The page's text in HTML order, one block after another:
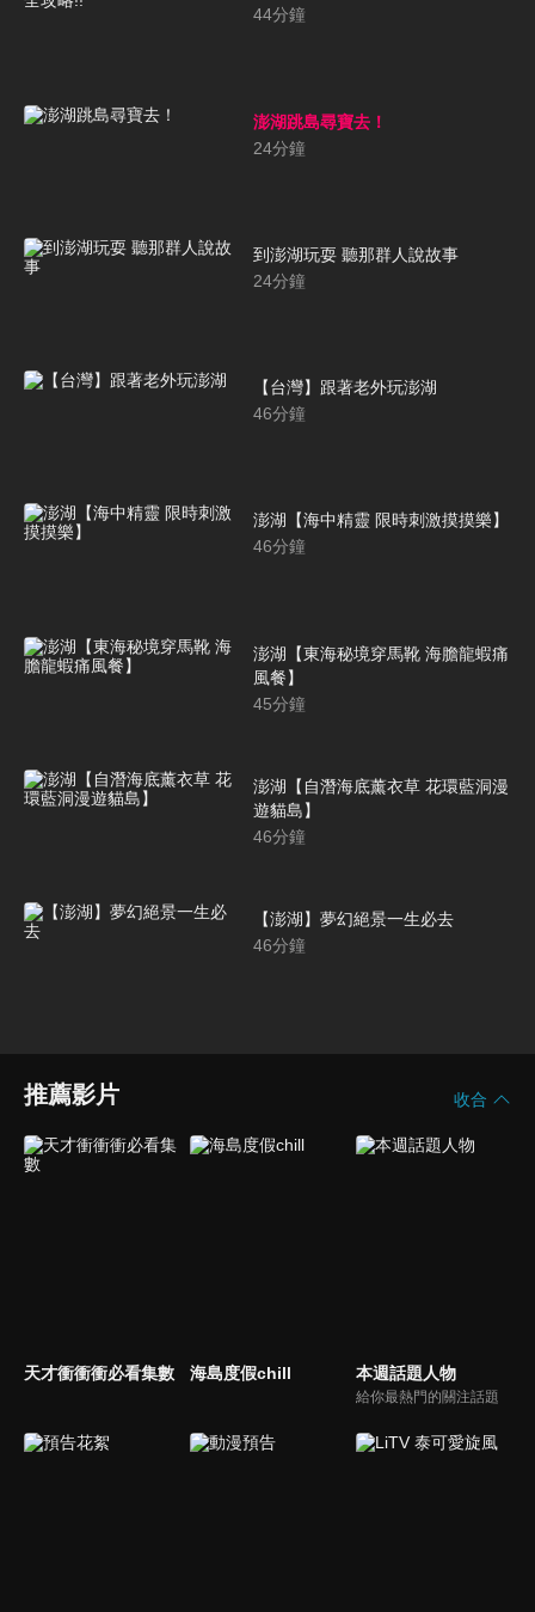
44分鐘
澎湖跳島尋寶去！
24分鐘
到澎湖玩耍 聽那群人說故事
24分鐘
【台灣】跟著老外玩澎湖
46分鐘
澎湖【海中精靈 限時刺激摸摸樂】
46分鐘
澎湖【東海秘境穿馬靴 海膽龍蝦痛
風餐】
45分鐘
澎湖【自潛海底薰衣草 花環藍洞漫
遊貓島】
46分鐘
【澎湖】夢幻絕景一生必去
46分鐘
推薦影片 收合
天才衝衝衝必看集數 海島度假chill 本週話題人物
給你最熱門的關注話題